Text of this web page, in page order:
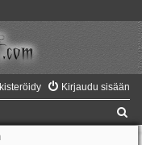
Kirjaudu sisään